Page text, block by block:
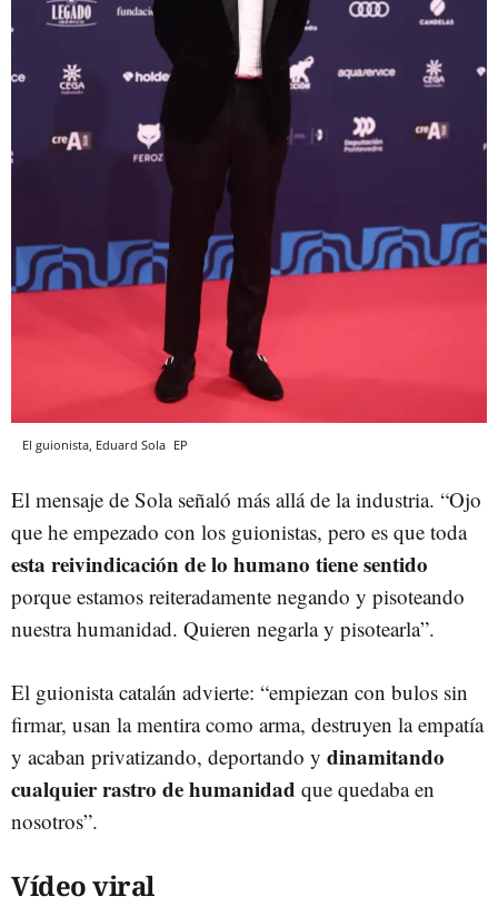
El guionista, Eduard Sola EP
El mensaje de Sola señaló más allá de la industria. “Ojo
que he empezado con los guionistas, pero es que toda
esta reivindicación de lo humano tiene sentido
porque estamos reiteradamente negando y pisoteando
nuestra humanidad. Quieren negarla y pisotearla”.
El guionista catalán advierte: “empiezan con bulos sin
firmar, usan la mentira como arma, destruyen la empatía
y acaban privatizando, deportando y dinamitando
cualquier rastro de humanidad que quedaba en
nosotros”.
Vídeo viral